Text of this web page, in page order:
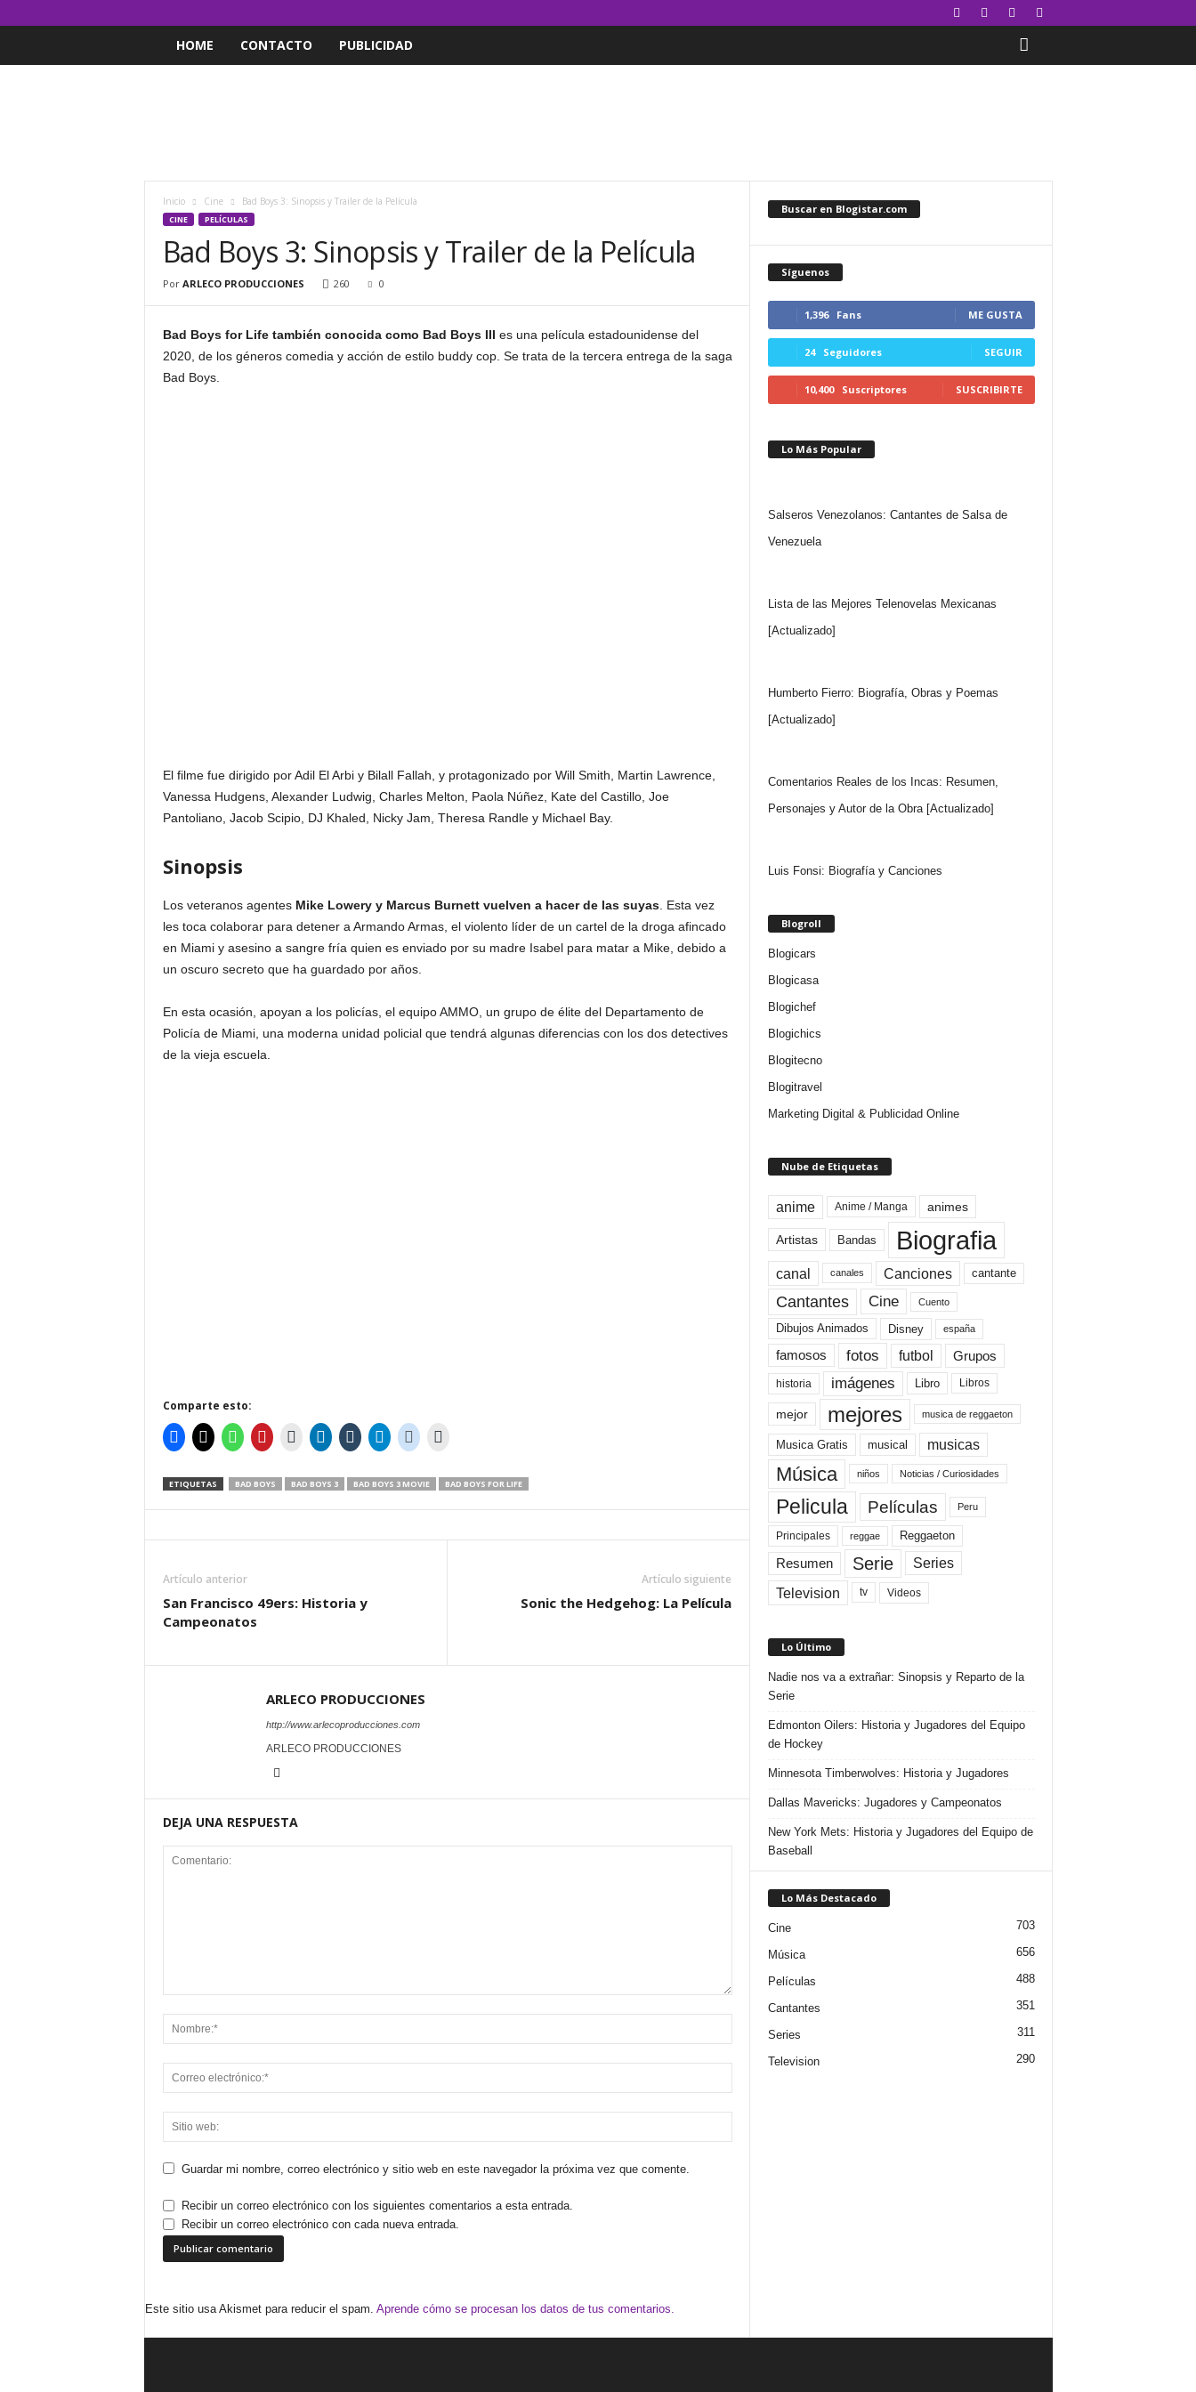
HOME CONTACTO PUBLICIDAD
Inicio Cine Bad Boys 3: Sinopsis y Trailer de la Película
CINE PELÍCULAS
Bad Boys 3: Sinopsis y Trailer de la Película
Por ARLECO PRODUCCIONES 260 0
Bad Boys for Life también conocida como Bad Boys III es una película estadounidense del
2020, de los géneros comedia y acción de estilo buddy cop. Se trata de la tercera entrega de la saga
Bad Boys.
El filme fue dirigido por Adil El Arbi y Bilall Fallah, y protagonizado por Will Smith, Martin Lawrence,
Vanessa Hudgens, Alexander Ludwig, Charles Melton, Paola Núñez, Kate del Castillo, Joe
Pantoliano, Jacob Scipio, DJ Khaled, Nicky Jam, Theresa Randle y Michael Bay.
Sinopsis
Los veteranos agentes Mike Lowery y Marcus Burnett vuelven a hacer de las suyas. Esta vez
les toca colaborar para detener a Armando Armas, el violento líder de un cartel de la droga afincado
en Miami y asesino a sangre fría quien es enviado por su madre Isabel para matar a Mike, debido a
un oscuro secreto que ha guardado por años.
En esta ocasión, apoyan a los policías, el equipo AMMO, un grupo de élite del Departamento de
Policía de Miami, una moderna unidad policial que tendrá algunas diferencias con los dos detectives
de la vieja escuela.
Comparte esto:
ETIQUETAS BAD BOYS BAD BOYS 3 BAD BOYS 3 MOVIE BAD BOYS FOR LIFE
Artículo anterior
San Francisco 49ers: Historia y
Campeonatos
Artículo siguiente
Sonic the Hedgehog: La Película
ARLECO PRODUCCIONES
http://www.arlecoproducciones.com
ARLECO PRODUCCIONES
DEJA UNA RESPUESTA
Guardar mi nombre, correo electrónico y sitio web en este navegador la próxima vez que comente.
Recibir un correo electrónico con los siguientes comentarios a esta entrada.
Recibir un correo electrónico con cada nueva entrada.
Este sitio usa Akismet para reducir el spam. Aprende cómo se procesan los datos de tus comentarios.
Buscar en Blogistar.com
Síguenos
1,396 Fans ME GUSTA
24 Seguidores SEGUIR
10,400 Suscriptores SUSCRIBIRTE
Lo Más Popular
Salseros Venezolanos: Cantantes de Salsa de
Venezuela
Lista de las Mejores Telenovelas Mexicanas
[Actualizado]
Humberto Fierro: Biografía, Obras y Poemas
[Actualizado]
Comentarios Reales de los Incas: Resumen,
Personajes y Autor de la Obra [Actualizado]
Luis Fonsi: Biografía y Canciones
Blogroll
Blogicars
Blogicasa
Blogichef
Blogichics
Blogitecno
Blogitravel
Marketing Digital & Publicidad Online
Nube de Etiquetas
anime Anime / Manga animes
Artistas Bandas Biografia
canal canales Canciones cantante
Cantantes Cine Cuento
Dibujos Animados Disney españa
famosos fotos futbol Grupos
historia imágenes Libro Libros
mejor mejores musica de reggaeton
Musica Gratis musical musicas
Música niños Noticias / Curiosidades
Pelicula Películas Peru
Principales reggae Reggaeton
Resumen Serie Series
Television tv Videos
Lo Último
Nadie nos va a extrañar: Sinopsis y Reparto de la
Serie
Edmonton Oilers: Historia y Jugadores del Equipo
de Hockey
Minnesota Timberwolves: Historia y Jugadores
Dallas Mavericks: Jugadores y Campeonatos
New York Mets: Historia y Jugadores del Equipo de
Baseball
Lo Más Destacado
Cine 703
Música 656
Películas 488
Cantantes 351
Series 311
Television 290